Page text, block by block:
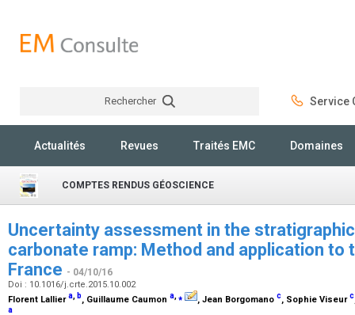
Rechercher Service
Actualités Revues Traités EMC Domaines
COMPTES RENDUS GÉOSCIENCE
Uncertainty assessment in the
carbonate ramp: Method and application to
France - 04/10/16
Doi : 10.1016/j.crte.2015.10.002
Florent Lalliera, b, Guillaume Caumon a,⁎ , Jean Borgomano c, Sophie Viseurc
a